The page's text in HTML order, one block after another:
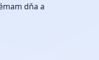
dňa a